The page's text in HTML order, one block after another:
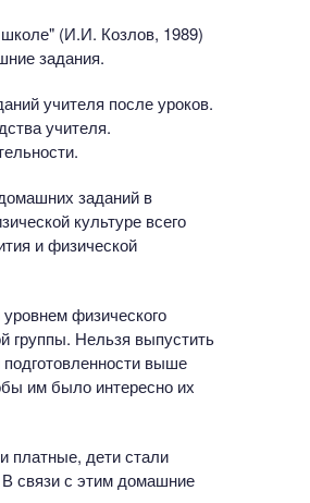
(И.И. Козлов, 1989)
задания.
учителя после уроков.
учителя.
заданий в
культуре всего
и физической
физического
группы. Нельзя выпустить
выше
им было интересно их
платные, дети стали
связи с этим домашние